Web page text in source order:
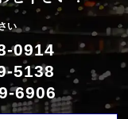
い
0914
5138
6906